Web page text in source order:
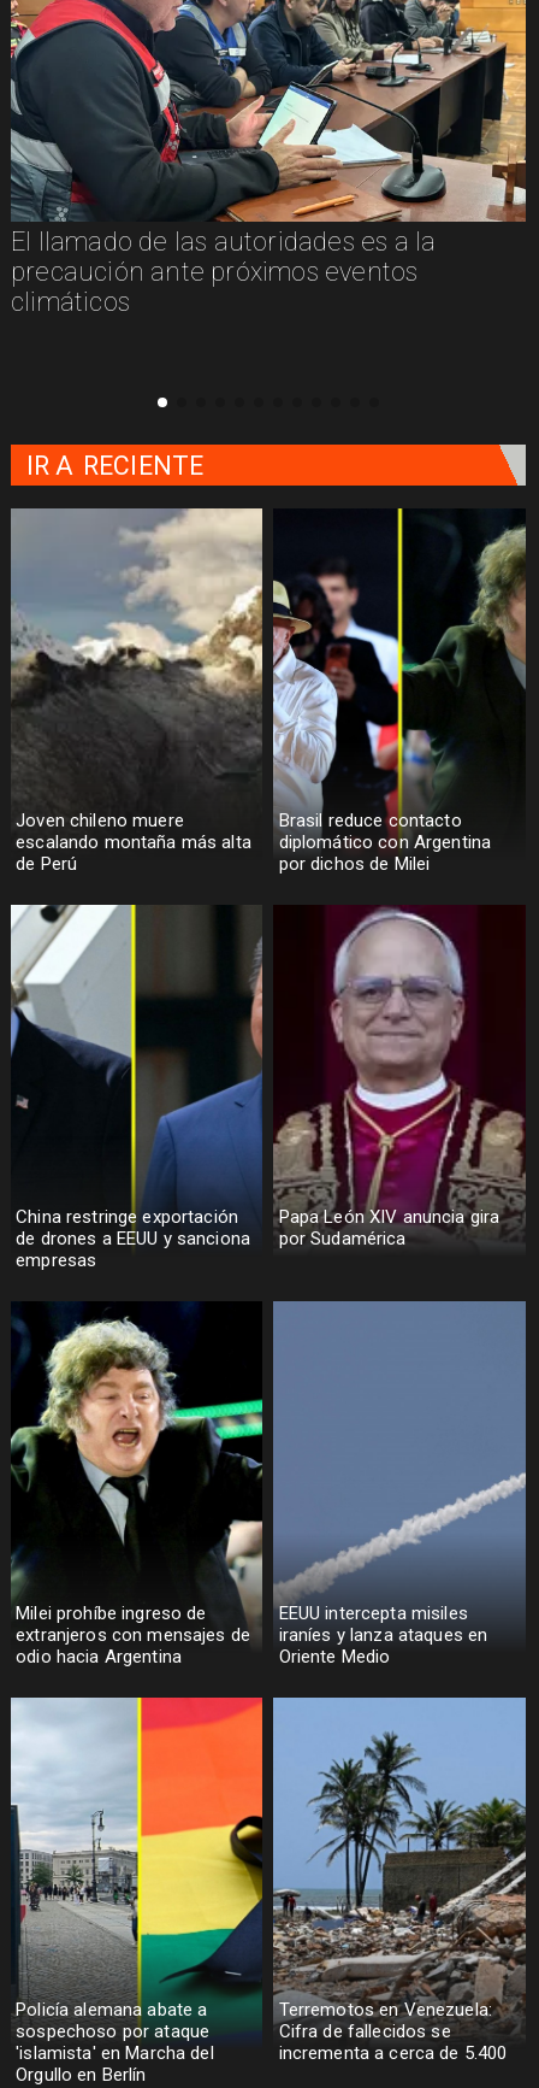
El llamado de las autoridades es a la
precaución ante próximos eventos
climáticos
Joven chileno muere
escalando montaña más alta
de Perú
Brasil reduce contacto
diplomático con Argentina
por dichos de Milei
China restringe exportación
de drones a EEUU y sanciona
empresas
Papa León XIV anuncia gira
por Sudamérica
Milei prohíbe ingreso de
extranjeros con mensajes de
odio hacia Argentina
EEUU intercepta misiles
iraníes y lanza ataques en
Oriente Medio
Policía alemana abate a
sospechoso por ataque
'islamista' en Marcha del
Orgullo en Berlín
Terremotos en Venezuela:
Cifra de fallecidos se
incrementa a cerca de 5.400
IR A RECIENTE